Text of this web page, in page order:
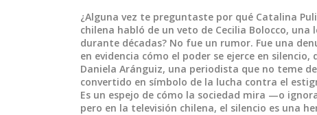
¿Alguna vez te preguntaste por qué Catalina
chilena habló de un veto de Cecilia Bolocco, una
durante décadas? No fue un rumor. Fue una
en evidencia cómo el poder se ejerce en
Daniela Aránguiz, una periodista que no teme
convertido en símbolo de la lucha contra el
Es un espejo de cómo la sociedad mira —o
pero en la televisión chilena, el silencio es una